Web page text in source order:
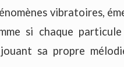
vibratoires,
si chaque
jouant sa propre